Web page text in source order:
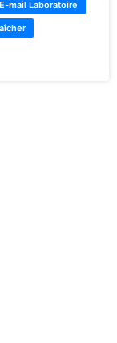
E-mail Laboratoire